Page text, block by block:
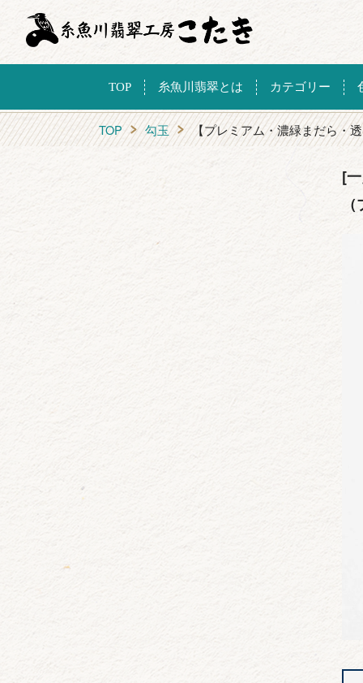
TOP 糸魚川翡翠とは カテゴリー
TOP 勾玉 【プレミアム・濃緑まだら・
[